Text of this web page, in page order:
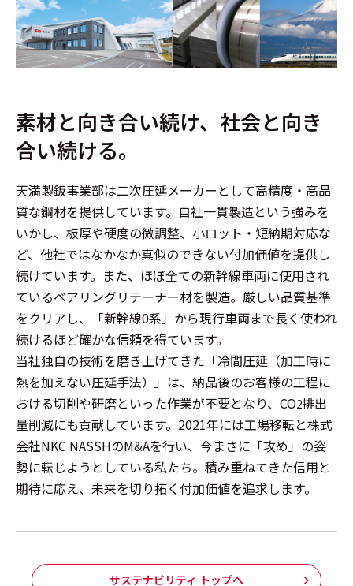
素材と向き合い続け、社会と向き
合い続ける。
天満製鈑事業部は二次圧延メーカーとして高精度・高品
質な鋼材を提供しています。自社一貫製造という強みを
いかし、板厚や硬度の微調整、小ロット・短納期対応な
ど、他社ではなかなか真似のできない付加価値を提供し
続けています。また、ほぼ全ての新幹線車両に使用され
ているベアリングリテーナー材を製造。厳しい品質基準
をクリアし、「新幹線0系」から現行車両まで長く使われ
続けるほど確かな信頼を得ています。
当社独自の技術を磨き上げてきた「冷間圧延（加工時に
熱を加えない圧延手法）」は、納品後のお客様の工程に
おける切削や研磨といった作業が不要となり、CO2排出
量削減にも貢献しています。2021年には工場移転と株式
会社NKC NASSHのM&Aを行い、今まさに「攻め」の姿
勢に転じようとしている私たち。積み重ねてきた信用と
期待に応え、未来を切り拓く付加価値を追求します。
サステナビリティ トップへ